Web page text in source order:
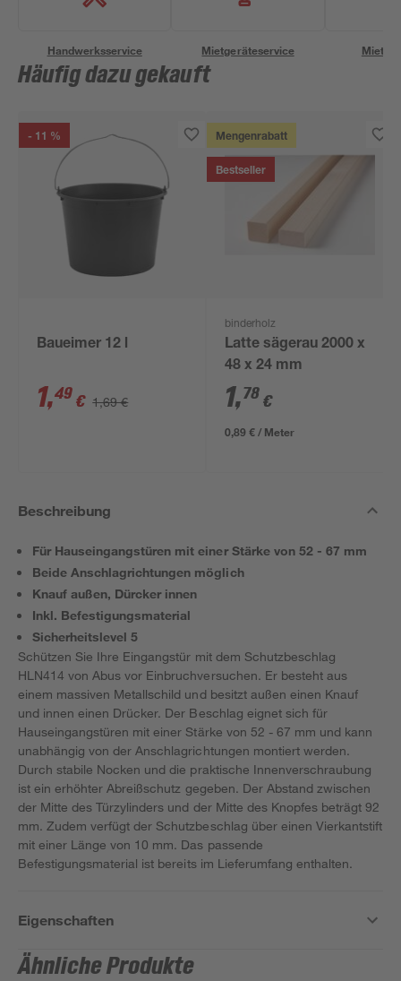
Handwerksservice Mietgeräteservice
Häufig dazu gekauft
- 11 %
Baueimer 12 l
1,49 € 1,69 €
Mengenrabatt
Bestseller
binderholz
Latte sägerau 2000 x
48 x 24 mm
1,78 €
0,89 € / Meter
Beschreibung
Für Hauseingangstüren mit einer Stärke von 52 - 67 mm
Beide Anschlagrichtungen möglich
Knauf außen, Dürcker innen
Inkl. Befestigungsmaterial
Sicherheitslevel 5
Schützen Sie Ihre Eingangstür mit dem Schutzbeschlag
HLN414 von Abus vor Einbruchversuchen. Er besteht aus
einem massiven Metallschild und besitzt außen einen Knauf
und innen einen Drücker. Der Beschlag eignet sich für
Hauseingangstüren mit einer Stärke von 52 - 67 mm und kann
unabhängig von der Anschlagrichtungen montiert werden.
Durch stabile Nocken und die praktische Innenverschraubung
ist ein erhöhter Abreißschutz gegeben. Der Abstand zwischen
der Mitte des Türzylinders und der Mitte des Knopfes beträgt 92
mm. Zudem verfügt der Schutzbeschlag über einen Vierkantstift
mit einer Länge von 10 mm. Das passende
Befestigungsmaterial ist bereits im Lieferumfang enthalten.
Eigenschaften
Ähnliche Produkte